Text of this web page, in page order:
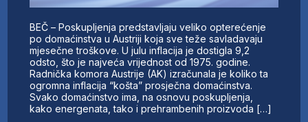
BEČ – Poskupljenja predstavljaju veliko opterećenje
po domaćinstva u Austriji koja sve teže savladavaju
mjesečne troškove. U julu inflacija je dostigla 9,2
odsto, što je najveća vrijednost od 1975. godine.
Radnička komora Austrije (AK) izračunala je koliko ta
ogromna inflacija “košta” prosječna domaćinstva.
Svako domaćinstvo ima, na osnovu poskupljenja,
kako energenata, tako i prehrambenih proizvoda […]